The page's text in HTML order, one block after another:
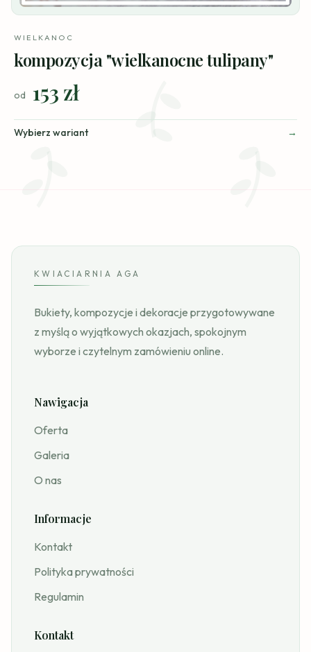
WIELKANOC
kompozycja "wielkanocne tulipany"
od 153 zł
Wybierz wariant
KWIACIARNIA AGA
Bukiety, kompozycje i dekoracje przygotowywane
z myślą o wyjątkowych okazjach, spokojnym
wyborze i czytelnym zamówieniu online.
Nawigacja
Oferta
Galeria
O nas
Informacje
Kontakt
Polityka prywatności
Regulamin
Kontakt